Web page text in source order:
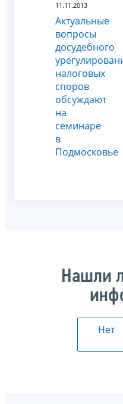
11.11.2013
Актуальные
вопросы
досудебного
налоговых
споров
обсуждают
на
семинаре
в
Подмосковье
Нашли
Нет